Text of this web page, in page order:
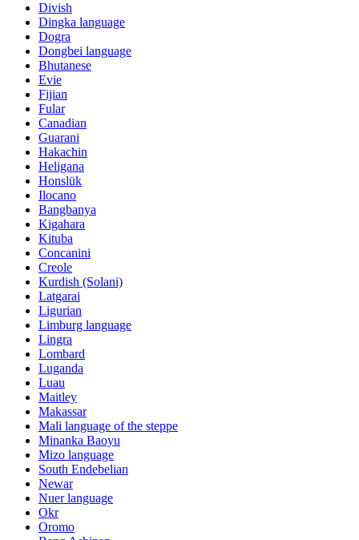
Divish
Dingka language
Dogra
Dongbei language
Bhutanese
Evie
Fijian
Fular
Canadian
Guarani
Hakachin
Heligana
Honslük
Ilocano
Bangbanya
Kigahara
Kituba
Concanini
Creole
Kurdish (Solani)
Latgarai
Ligurian
Limburg language
Lingra
Lombard
Luganda
Luau
Maitley
Makassar
Mali language of the steppe
Minanka Baoyu
Mizo language
South Endebelian
Newar
Nuer language
Okr
Oromo